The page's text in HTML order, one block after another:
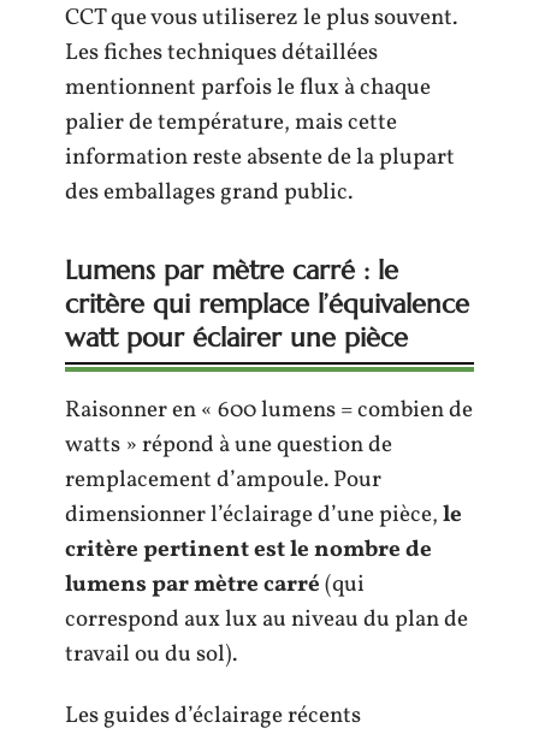
CCT que vous utiliserez le plus souvent.
Les fiches techniques détaillées
mentionnent parfois le flux à chaque
palier de température, mais cette
information reste absente de la plupart
des emballages grand public.
Lumens par mètre carré : le
critère qui remplace l’équivalence
watt pour éclairer une pièce
Raisonner en « 600 lumens = combien de
watts » répond à une question de
remplacement d’ampoule. Pour
dimensionner l’éclairage d’une pièce,le
critère pertinent est le nombre de
lumens par mètre carré(qui
correspond aux lux au niveau du plan de
travail ou du sol).
Les guides d’éclairage récents